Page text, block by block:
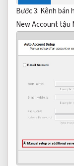
Bước 3: Kênh bán
New Account tậu